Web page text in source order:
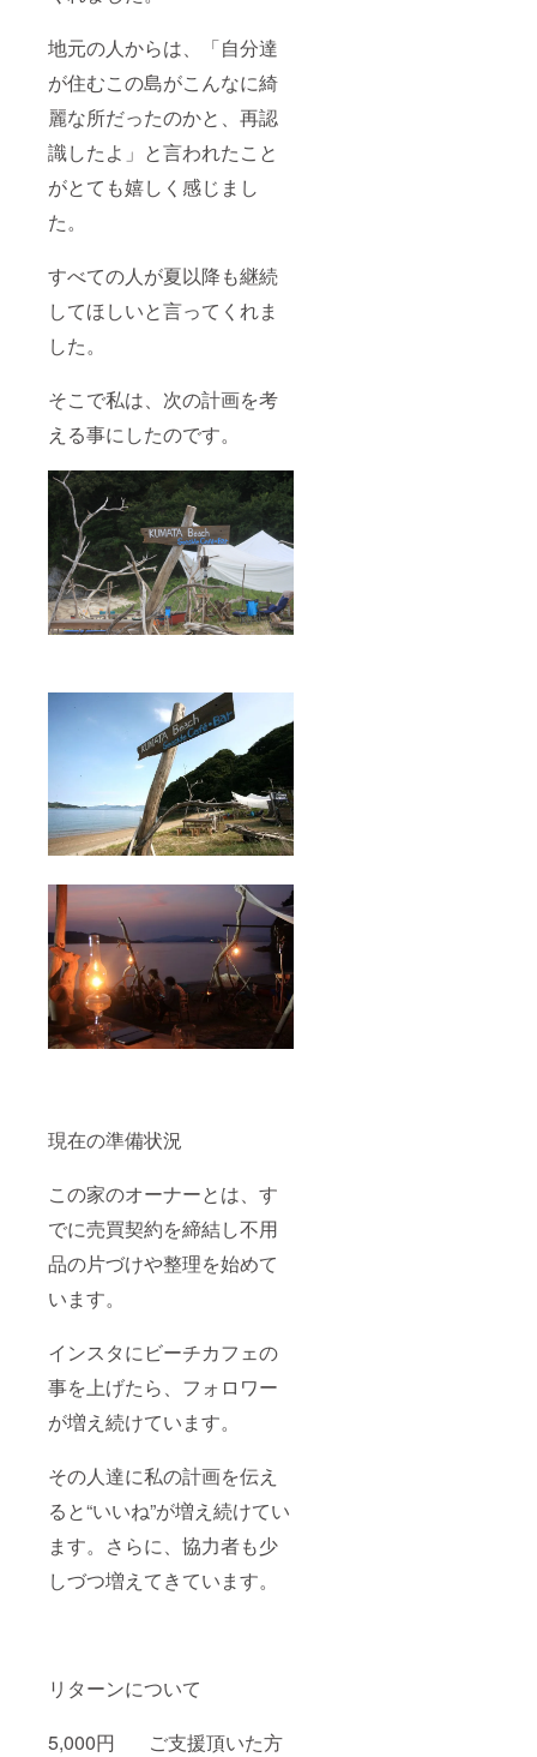
地元の人からは、「自分達
が住むこの島がこんなに綺
麗な所だったのかと、再認
識したよ」と言われたこと
がとても嬉しく感じまし
た。
すべての人が夏以降も継続
してほしいと言ってくれま
した。
そこで私は、次の計画を考
える事にしたのです。
現在の準備状況
この家のオーナーとは、す
でに売買契約を締結し不用
品の片づけや整理を始めて
います。
インスタにビーチカフェの
事を上げたら、フォロワー
が増え続けています。
その人達に私の計画を伝え
ると“いいね”が増え続けてい
ます。さらに、協力者も少
しづつ増えてきています。
リターンについて
5,000円 ご支援頂いた方